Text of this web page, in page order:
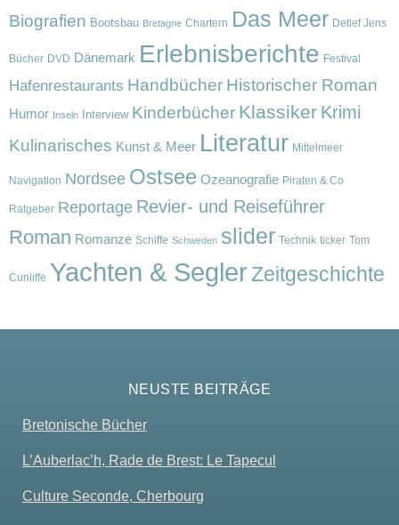
Biografien Bootsbau Bretagne Chartern Das Meer Detlef Jens
Bücher DVD Dänemark Erlebnisberichte Festival
Hafenrestaurants Handbücher Historischer Roman
Humor Inseln Interview Kinderbücher Klassiker Krimi
Kulinarisches Kunst & Meer Literatur Mittelmeer
Navigation Nordsee Ostsee Ozeanografie Piraten & Co
Ratgeber Reportage Revier- und Reiseführer
Roman Romanze Schiffe Schweden slider Technik ticker Tom
Cunliffe Yachten & SeglerZeitgeschichte
NEUSTE BEITRÄGE
Bretonische Bücher
L’Auberlac’h, Rade de Brest: Le Tapecul
Culture Seconde, Cherbourg